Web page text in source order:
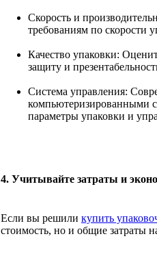
Скорость и
требованиям по скорости
Качество упаковки:
защиту и
Система управления:
компьютеризированными
параметры упаковки и
4. Учитывайте затраты и
Если вы решили купить
стоимость, но и общие затраты